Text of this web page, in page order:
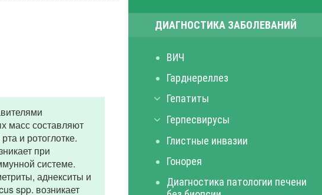
масс составляют
и ротоглотке.
при
системе.
аднекситы и
spp. возникает
ДИАГНОСТИКА ЗАБОЛЕВАНИЙ
ВИЧ
Гарднереллез
Гепатиты
Герпесвирусы
Глистные инвазии
Гонорея
Диагностика патологии печени